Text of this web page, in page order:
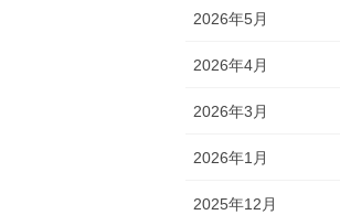
2026年5月
2026年4月
2026年3月
2026年1月
2025年12月